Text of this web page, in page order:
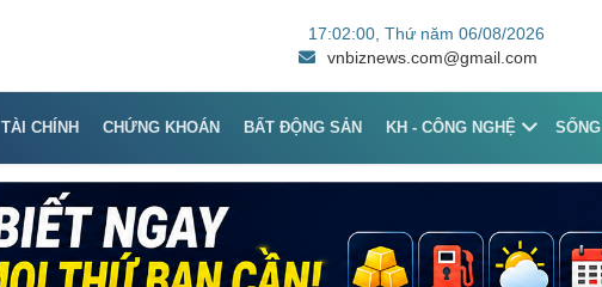
17:02:00, Thứ năm 06/08/2026
vnbiznews.com@gmail.com
TÀI CHÍNH CHỨNG KHOÁN BẤT ĐỘNG SẢN KH - CÔNG NGHỆ SỐNG